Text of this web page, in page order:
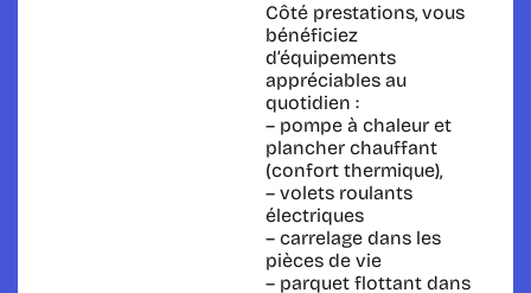
Côté prestations, vous
bénéficiez
d’équipements
appréciables au
quotidien :
– pompe à chaleur et
plancher chauffant
(confort thermique),
– volets roulants
électriques
– carrelage dans les
pièces de vie
– parquet flottant dans